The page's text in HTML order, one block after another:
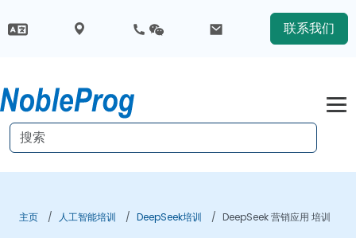
联系我们
主页 人工智能培训 DeepSeek培训 DeepSeek 营销应用 培训